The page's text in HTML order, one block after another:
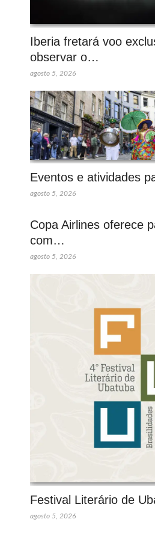
Iberia fretará voo
observar o…
agosto 5, 2026
Eventos e atividades
agosto 5, 2026
Copa Airlines oferece
com…
agosto 5, 2026
Festival Literário de
agosto 5, 2026